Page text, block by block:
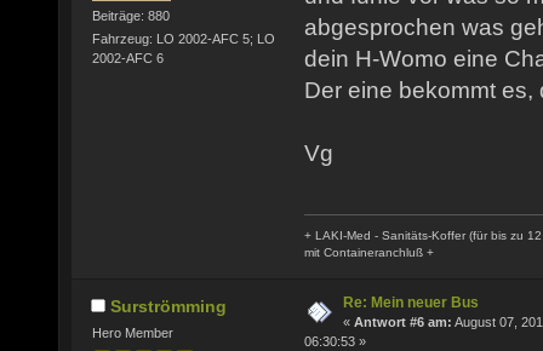
Beiträge: 880
Fahrzeug: LO 2002-AFC 5; LO
2002-AFC 6
abgesprochen was
dein H-Womo eine
Der eine bekommt es,
Vg
+ LAKI-Med - Sanitäts-Koffer (für bis zu
mit Containeranchluß +
Surströmming
Hero Member
Re: Mein neuer Bus
« Antwort #6 am: August 07,
06:30:53 »